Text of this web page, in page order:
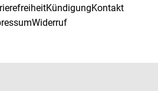
KündigungKontakt
Widerruf